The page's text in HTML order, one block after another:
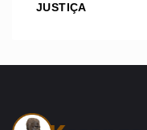
JUSTIÇA